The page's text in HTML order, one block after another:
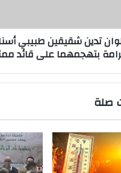
تدين شقيقين طبيبي
بتهجمهما على قائد
صلة